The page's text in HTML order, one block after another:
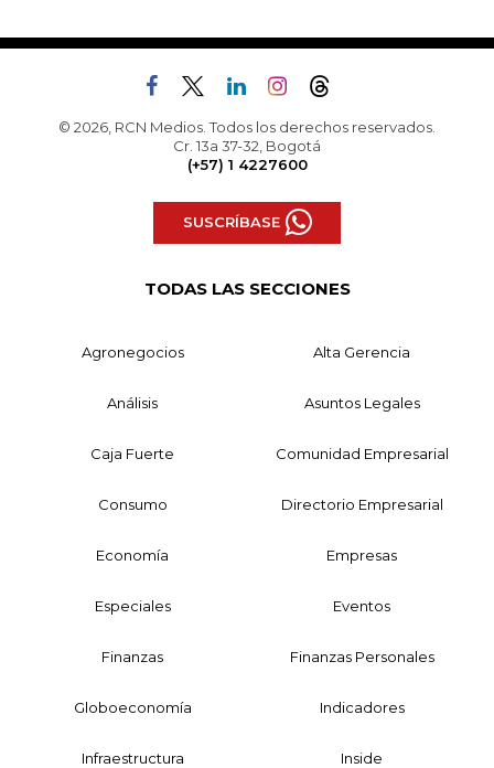
© 2026, RCN Medios. Todos los derechos reservados.
Cr. 13a 37-32, Bogotá
(+57) 1 4227600
SUSCRÍBASE
TODAS LAS SECCIONES
Agronegocios Alta Gerencia
Análisis Asuntos Legales
Caja Fuerte Comunidad Empresarial
Consumo Directorio Empresarial
Economía Empresas
Especiales Eventos
Finanzas Finanzas Personales
Globoeconomía Indicadores
Infraestructura Inside